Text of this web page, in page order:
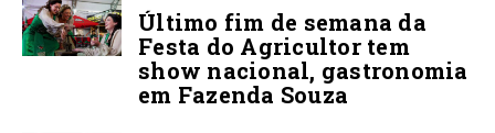
Último fim de semana da
Festa do Agricultor tem
show nacional, gastronomia
em Fazenda Souza